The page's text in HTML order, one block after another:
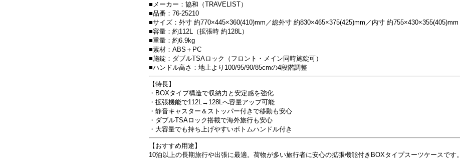
■メーカー：協和（TRAVELIST）
■品番：76-25210
■サイズ：外寸 約770×445×360(410)mm／総外寸 約830×465×375(425)mm／内寸 約755×430×355(405)mm
■容量：約112L（拡張時 約128L）
■重量：約6.9kg
■素材：ABS＋PC
■施錠：ダブルTSAロック（フロント・メイン同時施錠可）
■ハンドル高さ：地上より100/95/90/85cmの4段階調整
【特長】
・BOXタイプ構造で収納力と安定感を強化
・拡張機能で112L→128Lへ容量アップ可能
・静音キャスター＆ストッパー付きで移動も安心
・ダブルTSAロック搭載で海外旅行も安心
・大容量でも持ち上げやすいボトムハンドル付き
【おすすめ用途】
10泊以上の長期旅行や出張に最適。荷物が多い旅行者に安心の拡張機能付きBOXタイプスーツケースです。